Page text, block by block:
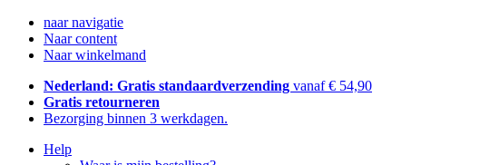
naar navigatie
Naar content
Naar winkelmand
Nederland: Gratis standaardverzending vanaf € 54,90
Gratis retourneren
Bezorging binnen 3 werkdagen.
Help